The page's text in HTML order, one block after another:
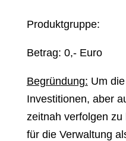
Produktgruppe:
Betrag: 0,- Euro
Begründung: Um
Investitionen, aber
zeitnah verfolgen zu
für die Verwaltung